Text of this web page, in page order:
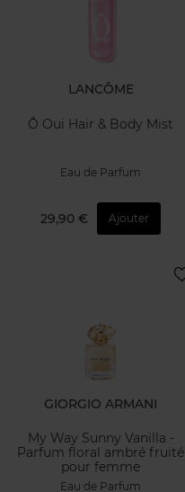
LANCÔME
Ô Oui Hair & Body Mist
Eau de Parfum
29,90 € Ajouter
GIORGIO ARMANI
My Way Sunny Vanilla -
Parfum floral ambré fruité
pour femme
Eau de Parfum